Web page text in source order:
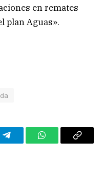
en remates
plan Aguas».
TelegramWhatsAppCopy